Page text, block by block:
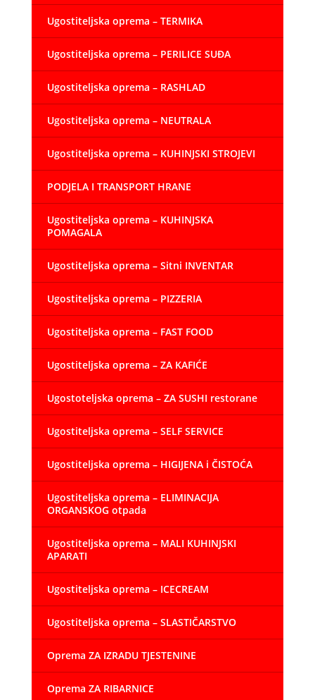
Ugostiteljska oprema – TERMIKA
Ugostiteljska oprema – PERILICE SUĐA
Ugostiteljska oprema – RASHLAD
Ugostiteljska oprema – NEUTRALA
Ugostiteljska oprema – KUHINJSKI STROJEVI
PODJELA I TRANSPORT HRANE
Ugostiteljska oprema – KUHINJSKA
POMAGALA
Ugostiteljska oprema – Sitni INVENTAR
Ugostiteljska oprema – PIZZERIA
Ugostiteljska oprema – FAST FOOD
Ugostiteljska oprema – ZA KAFIĆE
Ugostoteljska oprema – ZA SUSHI restorane
Ugostiteljska oprema – SELF SERVICE
Ugostiteljska oprema – HIGIJENA i ČISTOĆA
Ugostiteljska oprema – ELIMINACIJA
ORGANSKOG otpada
Ugostiteljska oprema – MALI KUHINJSKI
APARATI
Ugostiteljska oprema – ICECREAM
Ugostiteljska oprema – SLASTIČARSTVO
Oprema ZA IZRADU TJESTENINE
Oprema ZA RIBARNICE